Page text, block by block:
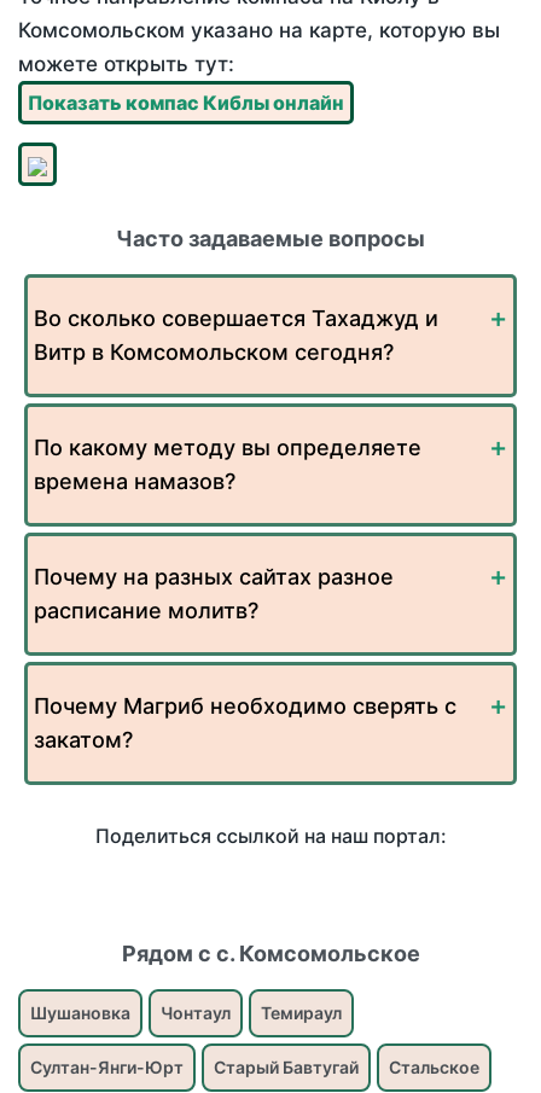
Комсомольском указано на карте, которую вы
можете открыть тут:
Показать компас Киблы онлайн
Часто задаваемые вопросы
Во сколько совершается Тахаджуд и
Витр в Комсомольском сегодня?
По какому методу вы определяете
времена намазов?
Почему на разных сайтах разное
расписание молитв?
Почему Магриб необходимо сверять с
закатом?
Поделиться ссылкой на наш портал:
Рядом с с. Комсомольское
Шушановка Чонтаул Темираул
Султан-Янги-Юрт Старый Бавтугай Стальское